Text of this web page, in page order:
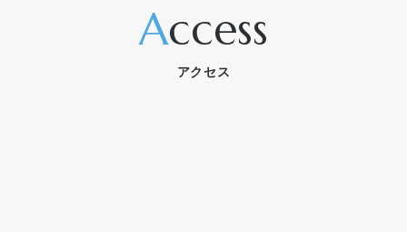
access
アクセス